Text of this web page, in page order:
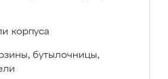
корпуса
бутылочницы,